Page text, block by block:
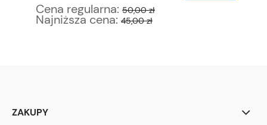
Cena regularna: 50,00 zł
Najniższa cena: 45,00 zł
ZAKUPY